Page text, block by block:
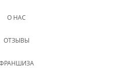
О НАС
ОТЗЫВЫ